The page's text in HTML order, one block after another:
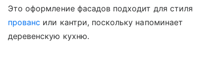
Это оформление фасадов подходит для стиля
прованс или кантри, поскольку напоминает
деревенскую кухню.